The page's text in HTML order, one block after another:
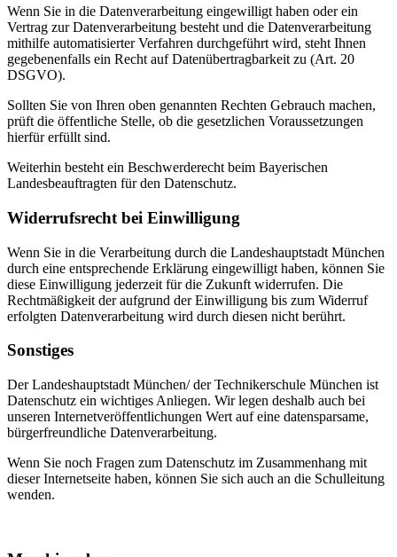
Wenn Sie in die Datenverarbeitung eingewilligt haben oder ein
Vertrag zur Datenverarbeitung besteht und die Datenverarbeitung
mithilfe automatisierter Verfahren durchgeführt wird, steht Ihnen
gegebenenfalls ein Recht auf Datenübertragbarkeit zu (Art. 20
DSGVO).
Sollten Sie von Ihren oben genannten Rechten Gebrauch machen,
prüft die öffentliche Stelle, ob die gesetzlichen Voraussetzungen
hierfür erfüllt sind.
Weiterhin besteht ein Beschwerderecht beim Bayerischen
Landesbeauftragten für den Datenschutz.
Widerrufsrecht bei Einwilligung
Wenn Sie in die Verarbeitung durch die Landeshauptstadt München
durch eine entsprechende Erklärung eingewilligt haben, können Sie
diese Einwilligung jederzeit für die Zukunft widerrufen. Die
Rechtmäßigkeit der aufgrund der Einwilligung bis zum Widerruf
erfolgten Datenverarbeitung wird durch diesen nicht berührt.
Sonstiges
Der Landeshauptstadt München/ der Technikerschule München ist
Datenschutz ein wichtiges Anliegen. Wir legen deshalb auch bei
unseren Internetveröffentlichungen Wert auf eine datensparsame,
bürgerfreundliche Datenverarbeitung.
Wenn Sie noch Fragen zum Datenschutz im Zusammenhang mit
dieser Internetseite haben, können Sie sich auch an die Schulleitung
wenden.